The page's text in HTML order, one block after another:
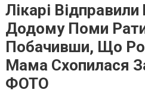
Лікарі
Додому Поми
Побачивши, Що
Мама Схопилася
ФОТО